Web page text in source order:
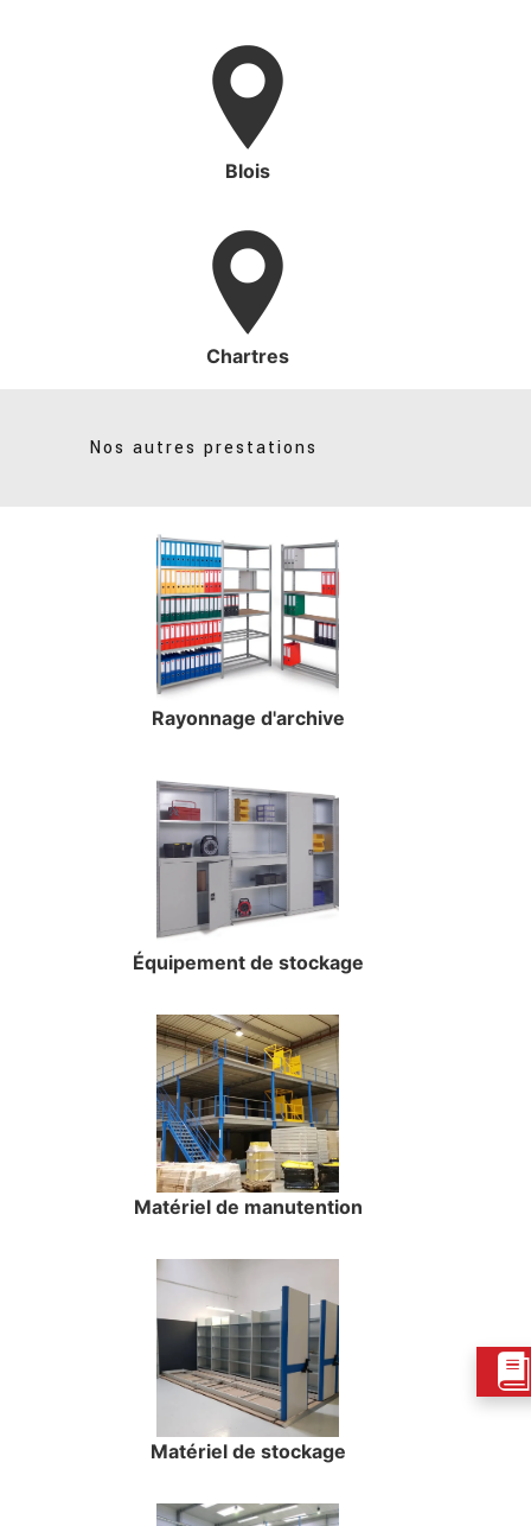
Blois
Chartres
Nos autres prestations
Rayonnage d'archive
Équipement de stockage
Matériel de manutention
Matériel de stockage